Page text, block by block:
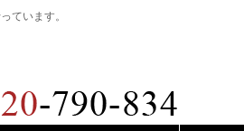
ています。